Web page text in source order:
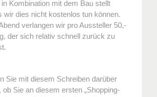
Kombination mit dem Bau stellt
wir dies nicht kostenlos tun können.
verlangen wir pro Aussteller 50,-
der sich relativ schnell zurück zu
Sie mit diesem Schreiben darüber
ob Sie an diesem ersten „Shopping-